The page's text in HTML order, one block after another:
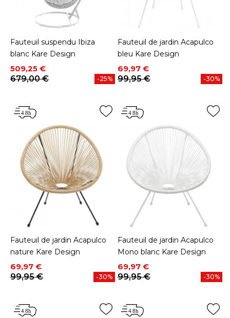
Fauteuil suspendu Ibiza
blanc Kare Design
Prix
509,25 €
Prix de base
679,00 €
-25%
Fauteuil de jardin Acapulco
bleu Kare Design
Prix
69,97 €
Prix de base
99,95 €
-30%
Fauteuil de jardin Acapulco
nature Kare Design
Prix
69,97 €
Prix de base
99,95 €
-30%
Fauteuil de jardin Acapulco
Mono blanc Kare Design
Prix
69,97 €
Prix de base
99,95 €
-30%